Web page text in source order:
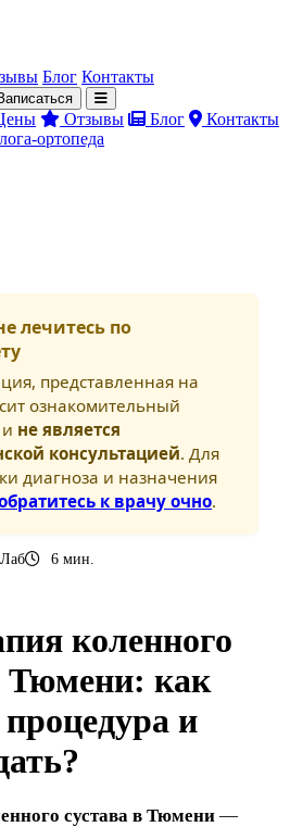
Блог Контакты
Отзывы Блог
Контакты
ортопеда
лечитесь по
представленная на
ознакомительный
не является
консультацией. Для
диагноза и назначения
к врачу очно.
6 мин.
коленного
Тюмени: как
и
сустава в Тюмени —